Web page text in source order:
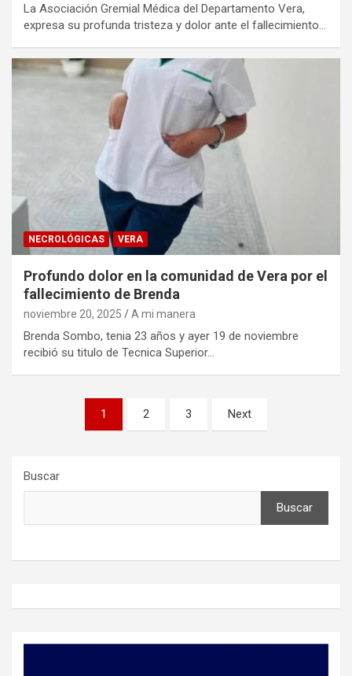
La Asociación Gremial Médica del Departamento Vera,
expresa su profunda tristeza y dolor ante el fallecimiento…
NECROLÓGICAS VERA
Profundo dolor en la comunidad de Vera por el
fallecimiento de Brenda
noviembre 20, 2025 A mi manera
Brenda Sombo, tenia 23 años y ayer 19 de noviembre
recibió su titulo de Tecnica Superior…
Paginación
1 2 3 Next
Buscar
Buscar